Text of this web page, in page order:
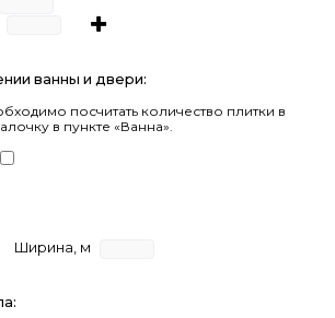
ванны и двери:
посчитать количество плитки в
в пункте «Ванна».
Ширина, м